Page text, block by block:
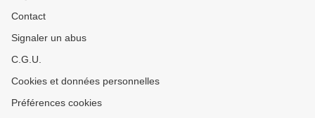
Contact
Signaler un abus
C.G.U.
Cookies et données personnelles
Préférences cookies